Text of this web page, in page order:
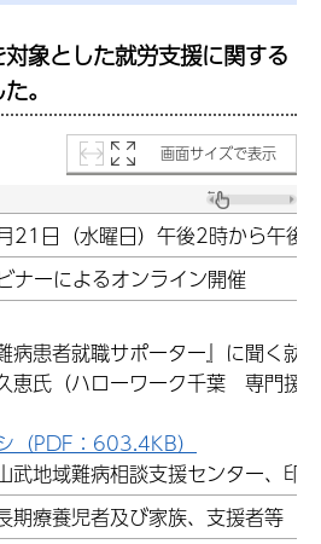
象とした就労支援に関する
。
画面サイズで表示
21日（水曜日）午後2時から午後
ナーによるオンライン開催
病患者就職サポーター』に聞く
恵氏（ハローワーク千葉 専門援
（PDF：603.4KB）
武地域難病相談支援センター、印
期療養児者及び家族、支援者等